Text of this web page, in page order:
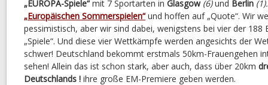
„EUROPA-Spiele“mit 7 Sportarten in Glasgow (6)und Berlin (1).
„Europäischen Sommerspielen“und hoffen auf „Quote“. Wir
pessimistisch, aber wir sind dabei, wenigstens bei vier der 188
„Spiele“. Und diese vier Wettkämpfe werden angesichts der
schwer! Deutschland bekommt erstmals 50km-Frauengehen
sehen! Allein das ist schon stark, aber auch, dass über 20km
Deutschlands ! ihre große EM-Premiere geben werden.